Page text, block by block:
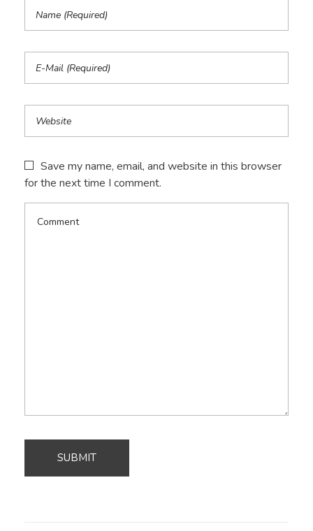
Save my name, email, and website in this browser
for the next time I comment.